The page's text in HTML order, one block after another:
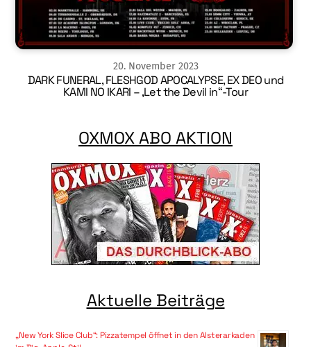
20. November 2023
DARK FUNERAL, FLESHGOD APOCALYPSE, EX DEO und
KAMI NO IKARI – ‚Let the Devil in“-Tour
OXMOX ABO AKTION
Aktuelle Beiträge
„New York Slice Club“: Pizzatempel öffnet in den Alsterarkaden